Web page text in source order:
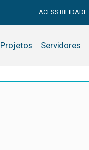
ACESSIBILIDADE
Projetos Servidores